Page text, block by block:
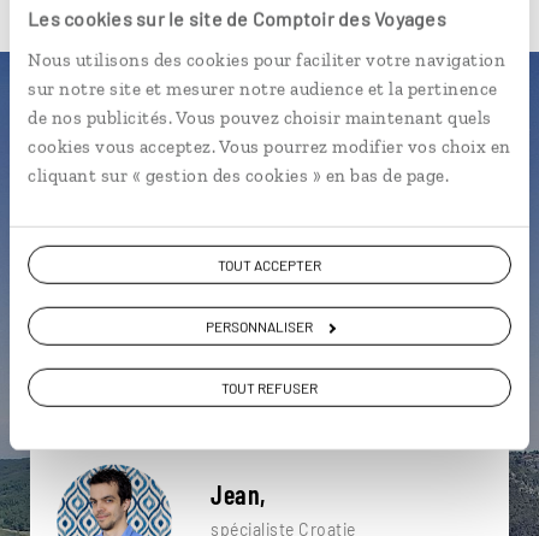
Les cookies sur le site de Comptoir des Voyages
Nous utilisons des cookies pour faciliter votre navigation
sur notre site et mesurer notre audience et la pertinence
de nos publicités. Vous pouvez choisir maintenant quels
cookies vous acceptez. Vous pourrez modifier vos choix en
cliquant sur « gestion des cookies » en bas de page.
TOUT ACCEPTER
PERSONNALISER
TOUT REFUSER
Une envie de voyage
particulière ?
Balkans Fuzine Karlovac
Château de Trakoscan Gradec
Jean,
spécialiste Croatie